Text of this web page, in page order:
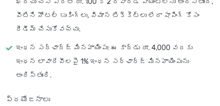
ఖర్చు చేసే ప్రతి రూ. 100 కి 2 రివార్డ్ పాయింట్లను అందిస్తుంది,
వీటిని హోటల్ బుకింగ్‌లు, విమాన టిక్కెట్లు లేదా షాపింగ్ కోసం
రీడీమ్ చేసుకోవచ్చు.
ఇంధన సర్‌ఛార్జ్ మినహాయింపు: ఈ కార్డు రూ. 4,000 వరకు
ఇంధన లావాదేవీలపై 1% ఇంధన సర్‌ఛార్జ్ మినహాయింపును
అందిస్తుంది.
ప్రయోజనాలు